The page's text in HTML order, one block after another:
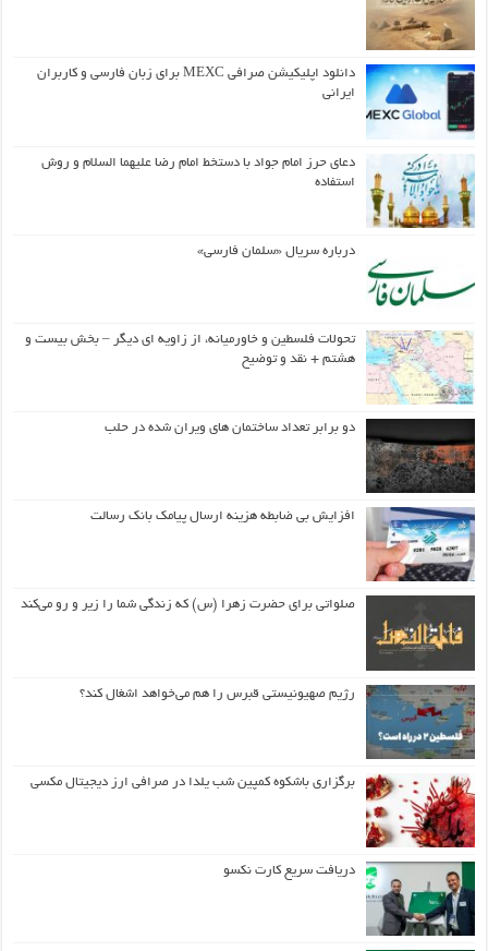
دانلود اپلیکیشن صرافی MEXC برای زبان فارسی و کاربران
ایرانی
دعای حرز امام جواد با دستخط امام رضا علیهما السلام و روش
استفاده
درباره سریال «سلمان فارسی»
تحولات فلسطین و خاورمیانه، از زاویه ای دیگر – بخش بیست و
هشتم + نقد و توضیح
دو برابر تعداد ساختمان های ویران شده در حلب
افزایش بی ضابطه هزینه ارسال پیامک بانک رسالت
صلواتی برای حضرت زهرا (س) که زندگی شما را زیر و رو می‌کند
رژیم صهیونیستی قبرس را هم می‌خواهد اشغال کند؟
برگزاری باشکوه کمپین شب یلدا در صرافی ارز دیجیتال مکسی
دریافت سریع کارت نکسو